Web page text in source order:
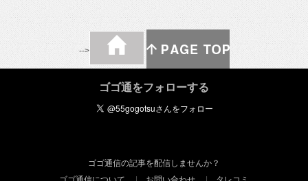
-->
ゴゴ通をフォローする
ゴゴ通信の記事を配信しませんか？